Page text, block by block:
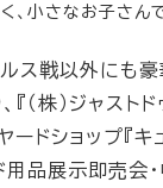
、小さなお子さん
ス戦以外にも
『（株）ジャスト
ドショップ『キ
用品展示即売会